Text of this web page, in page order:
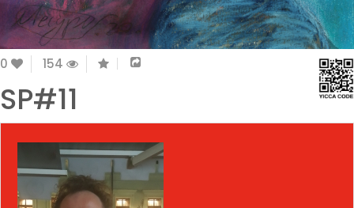
0 154
SP#11